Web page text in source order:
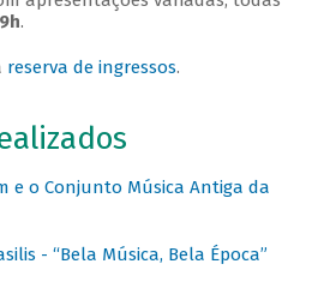
.
reserva de ingressos.
e o Conjunto Música Antiga da
- “Bela Música, Bela Época”